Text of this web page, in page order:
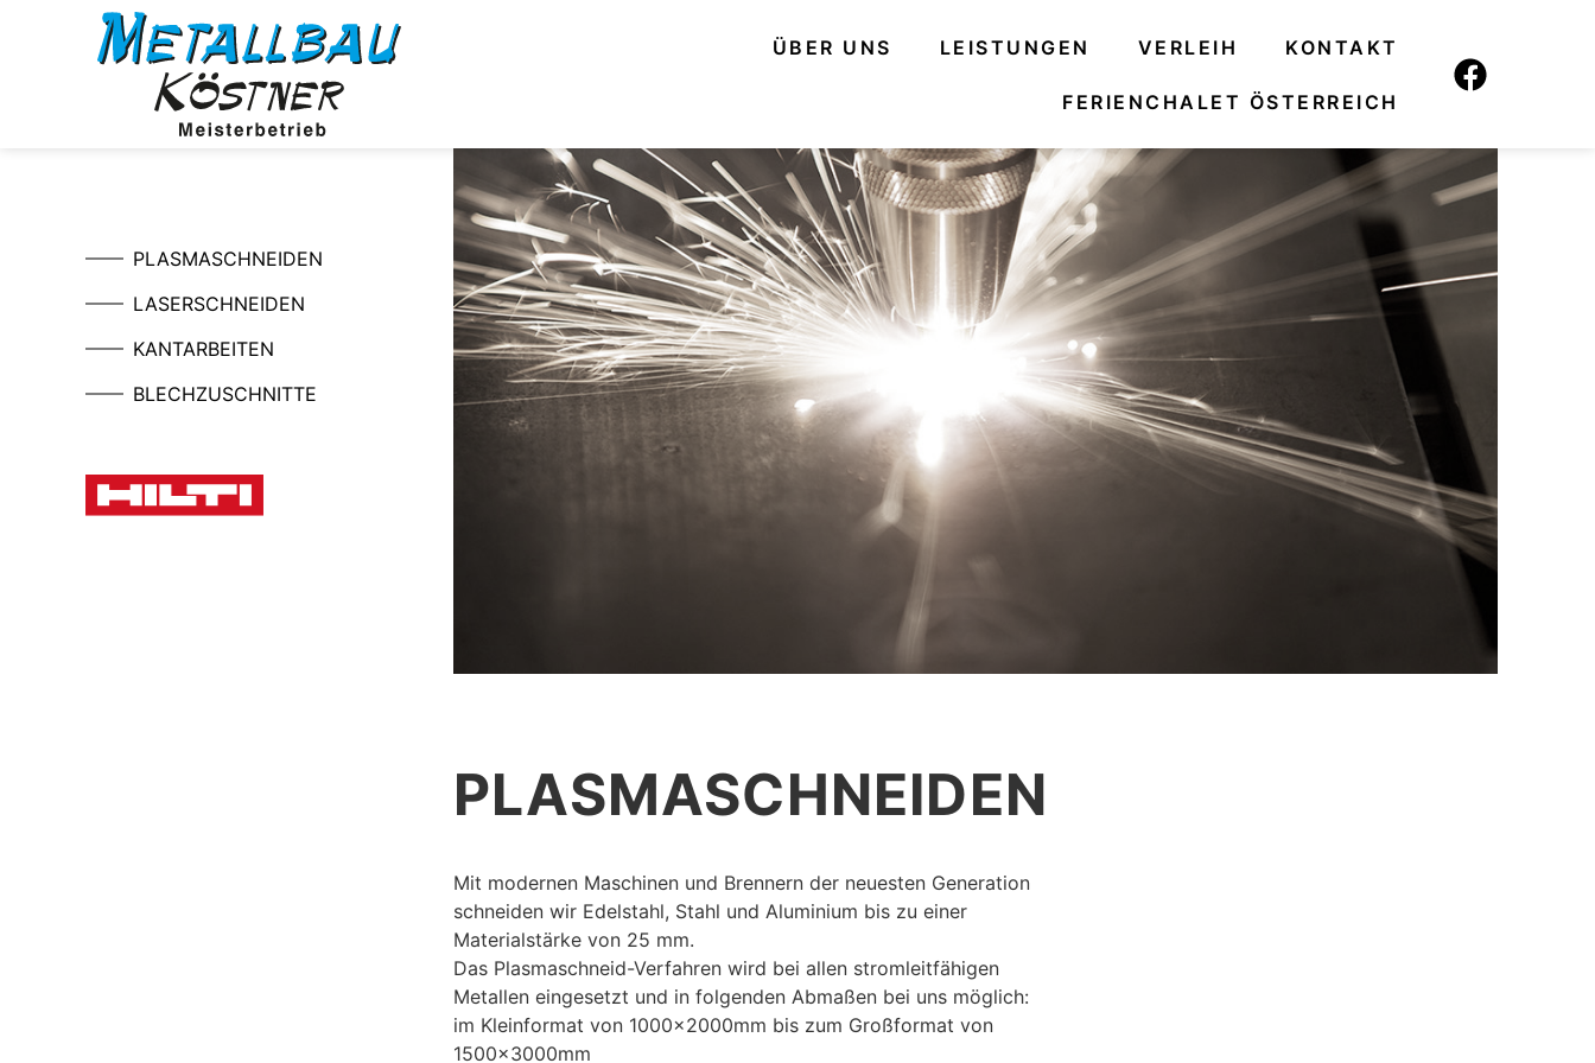
ÜBER UNS LEISTUNGEN VERLEIH KONTAKT
FERIENCHALET ÖSTERREICH
PLASMASCHNEIDEN
LASERSCHNEIDEN
KANTARBEITEN
BLECHZUSCHNITTE
PLASMASCHNEIDEN
Mit modernen Maschinen und Brennern der neuesten Generation
schneiden wir Edelstahl, Stahl und Aluminium bis zu einer
Materialstärke von 25 mm.
Das Plasmaschneid-Verfahren wird bei allen stromleitfähigen
Metallen eingesetzt und in folgenden Abmaßen bei uns möglich:
im Kleinformat von 1000x2000mm bis zum Großformat von
1500x3000mm